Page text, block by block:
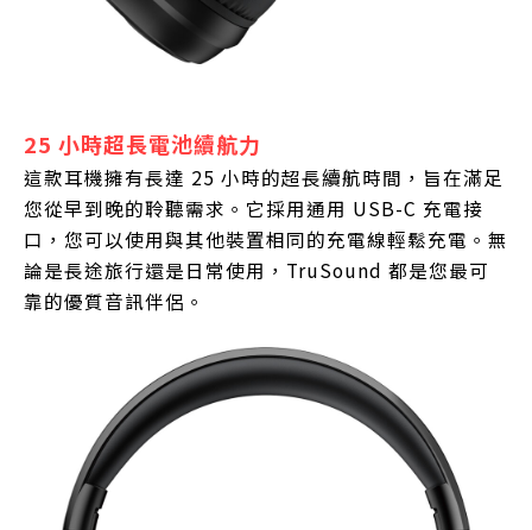
25 小時超長電池續航力
這款耳機擁有長達 25 小時的超長續航時間，旨在滿足
您從早到晚的聆聽需求。它採用通用 USB-C 充電接
口，您可以使用與其他裝置相同的充電線輕鬆充電。無
論是長途旅行還是日常使用，TruSound 都是您最可
靠的優質音訊伴侶。